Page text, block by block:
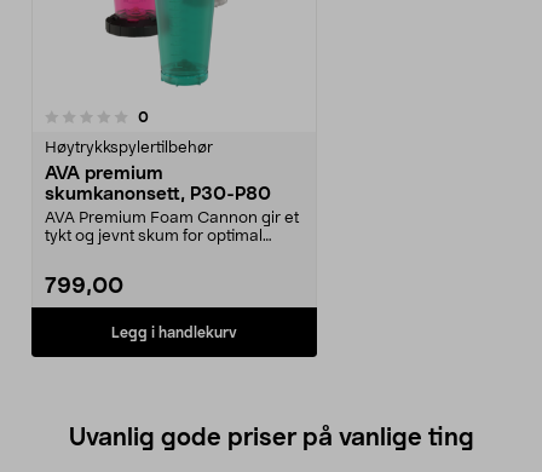
0anmeldelser
Høytrykkspylertilbehør
AVA premium
skumkanonsett, P30-P80
AVA Premium Foam Cannon gir et
tykt og jevnt skum for optimal
dosering og bred spredning sikrer
den maksimal dekning og
effektivitet. Den smarte
stablefunksjonen gjør at
liter i forskjellige farger og to lokk.
Passer AVA høytrykkspyler P30–
799,00
Legg i handlekurv
Uvanlig gode priser på vanlige ting